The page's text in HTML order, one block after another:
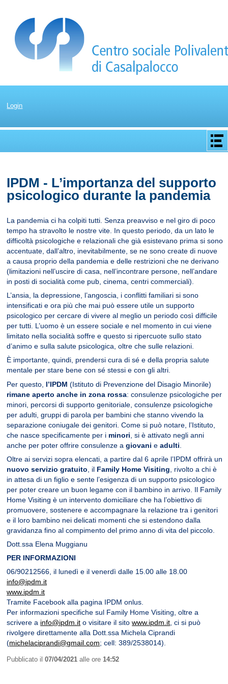
Login
Apri/
menu
IPDM - L’importanza del supporto
psicologico durante la pandemia
La pandemia ci ha colpiti tutti. Senza preavviso e nel giro di poco
tempo ha stravolto le nostre vite. In questo periodo, da un lato le
difficoltà psicologiche e relazionali che già esistevano prima si sono
accentuate, dall’altro, inevitabilmente, se ne sono create di nuove
a causa proprio della pandemia e delle restrizioni che ne derivano
(limitazioni nell’uscire di casa, nell’incontrare persone, nell’andare
in posti di socialità come pub, cinema, centri commerciali).
L’ansia, la depressione, l’angoscia, i conflitti familiari si sono
intensificati e ora più che mai può essere utile un supporto
psicologico per cercare di vivere al meglio un periodo così difficile
per tutti. L’uomo è un essere sociale e nel momento in cui viene
limitato nella socialità soffre e questo si ripercuote sullo stato
d’animo e sulla salute psicologica, oltre che sulle relazioni.
È importante, quindi, prendersi cura di sé e della propria salute
mentale per stare bene con sé stessi e con gli altri.
Per questo, l’IPDM(Istituto di Prevenzione del Disagio Minorile)
rimane aperto anche in zona rossa: consulenze psicologiche per
minori, percorsi di supporto genitoriale, consulenze psicologiche
per adulti, gruppi di parola per bambini che stanno vivendo la
separazione coniugale dei genitori. Come si può notare, l’Istituto,
che nasce specificamente per i minori , si è attivato negli anni
anche per poter offrire consulenze agiovani eadulti
Oltre ai servizi sopra elencati, a partire dal 6 aprile l’IPDM offrirà un
nuovo servizio gratuito , il Family Home Visiting , rivolto a chi è
in attesa di un figlio e sente l’esigenza di un supporto psicologico
per poter creare un buon legame con il bambino in arrivo. Il Family
Home Visiting è un intervento domiciliare che ha l’obiettivo di
promuovere, sostenere e accompagnare la relazione tra i genitori
e il loro bambino nei delicati momenti che si estendono dalla
gravidanza fino al compimento del primo anno di vita del piccolo.
Dott.ssa Elena Muggianu
PER INFORMAZIONI
06/90212566, il lunedì e il venerdì dalle 15.00 alle 18.00
info@ipdm.it
www.ipdm.it
Tramite Facebook alla pagina IPDM onlus.
Per informazioni specifiche sul Family Home Visiting, oltre a
scrivere a info@ipdm.it o visitare il sitowww.ipdm.it, ci si può
rivolgere direttamente alla Dott.ssa Michela Ciprandi
(michelaciprandi@gmail.com; cell: 389/2538014).
Pubblicato il07/04/2021 alle ore14:52